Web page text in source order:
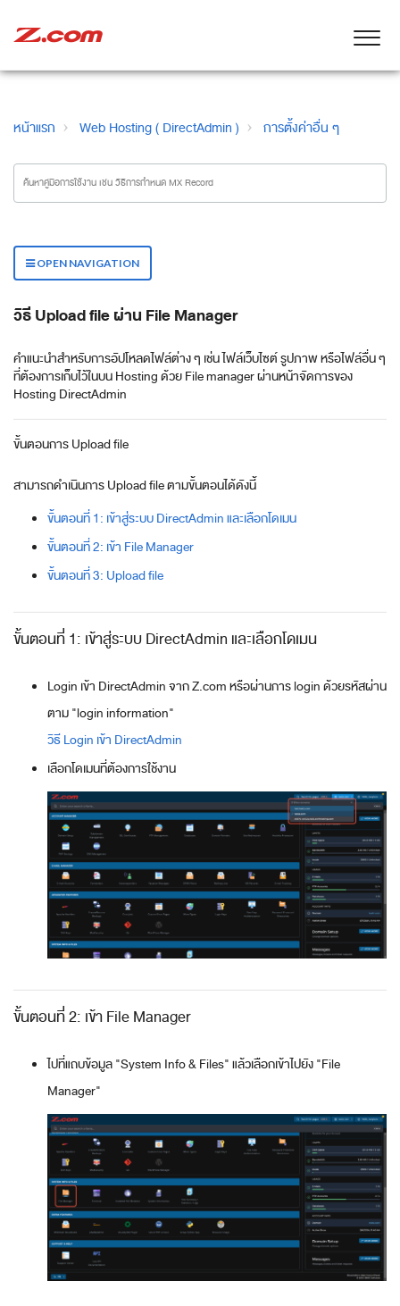
หน้าแรก Web Hosting ( DirectAdmin ) การตั้งค่าอื่น ๆ
OPEN NAVIGATION
วิธี Upload file ผ่าน File Manager
คำแนะนำสำหรับการอัปโหลดไฟล์ต่าง ๆ เช่น ไฟล์เว็บไซต์ รูปภาพ หรือไฟล์อื่น ๆ
ที่ต้องการเก็บไว้ในบน Hosting ด้วย File manager ผ่านหน้าจัดการของ
Hosting DirectAdmin
ขั้นตอนการ Upload file
สามารถดำเนินการ Upload file ตามขั้นตอนได้ดังนี้
ขั้นตอนที่ 1: เข้าสู่ระบบ DirectAdmin และเลือกโดเมน
ขั้นตอนที่ 2: เข้า File Manager
ขั้นตอนที่ 3: Upload file
ขั้นตอนที่ 1: เข้าสู่ระบบ DirectAdmin และเลือกโดเมน
Login เข้า DirectAdmin จาก Z.com หรือผ่านการ login ด้วยรหัสผ่าน
ตาม "login information"
วิธี Login เข้า DirectAdmin
เลือกโดเมนที่ต้องการใช้งาน
ขั้นตอนที่ 2: เข้า File Manager
ไปที่แถบข้อมูล "System Info & Files" แล้วเลือกเข้าไปยัง "File
Manager"